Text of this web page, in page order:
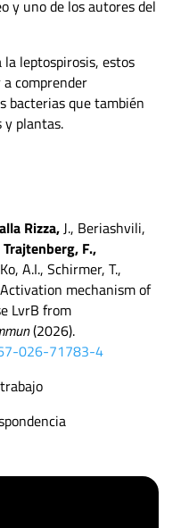
y uno de los autores del
leptospirosis, estos
comprender
bacterias que también
y plantas.
Rizza,J., Beriashvili,
Trajtenberg, F.,
A.I., Schirmer, T.,
mechanism of
LvrB from
(2026).
026-71783-4